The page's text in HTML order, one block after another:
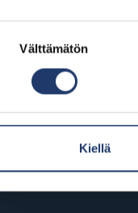
Välttämätön
Kiellä